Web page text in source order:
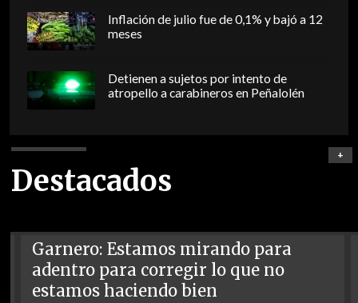
Inflación de julio fue de 0,1% y bajó a 12
meses
Detienen a sujetos por intento de
atropello a carabineros en Peñalolén
Destacados
+
Garnero: Estamos mirando para
adentro para corregir lo que no
estamos haciendo bien